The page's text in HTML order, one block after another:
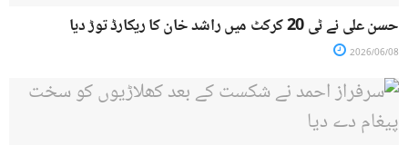
حسن علی نے ٹی 20 کرکٹ میں راشد خان کا ریکارڈ توڑ دیا
2026/06/08